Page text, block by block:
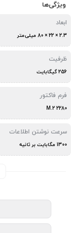
ویژگی‌ها
ابعاد
2.3 × 22 × 80 میلی‌متر
ظرفیت
256 گیگابایت
فرم فاکتور
2280 M.2
سرعت نوشتن اطلاعات
1300 مگابایت بر ثانیه